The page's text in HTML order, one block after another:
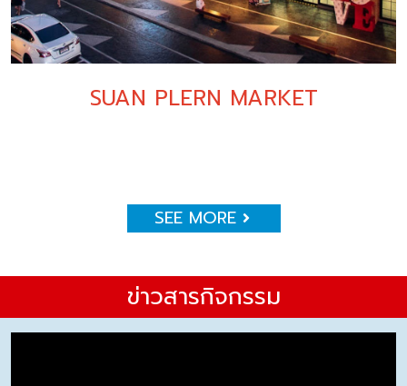
SUAN PLERN MARKET
SEE MORE
ข่าวสารกิจกรรม